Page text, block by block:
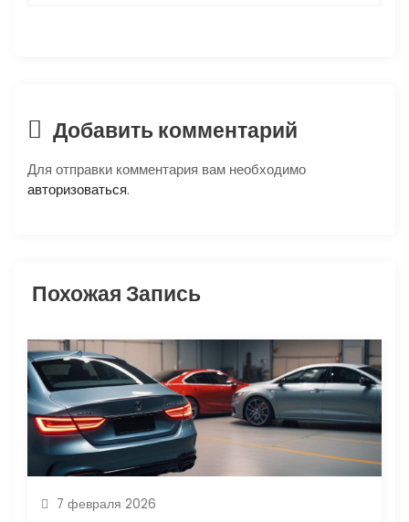
я
п
а
п
и
с
м
Добавить комментарий
Для отправки комментария вам необходимо
авторизоваться.
Похожая Запись
7 февраля 2026